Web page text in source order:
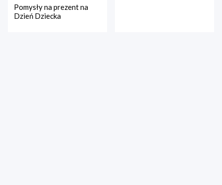
Pomysły na prezent na
Dzień Dziecka